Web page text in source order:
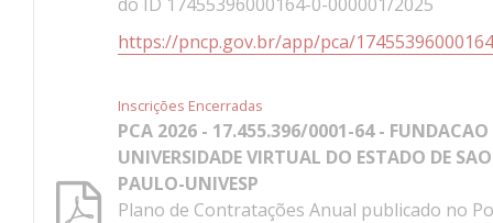
https://pncp.gov.br/app/pca/
Inscrições Encerradas
PCA 2026 - 17.455.396/0001-64 - FUNDACAO
UNIVERSIDADE VIRTUAL DO ESTADO DE SAO
PAULO-UNIVESP
Plano de Contratações Anual publicado no